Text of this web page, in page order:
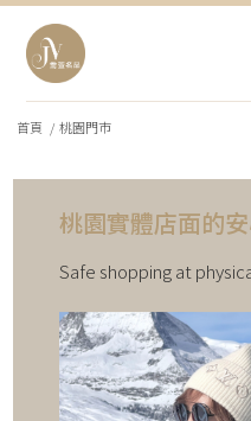
首頁 / 桃園門巿
桃園實體店面的
Safe shopping at